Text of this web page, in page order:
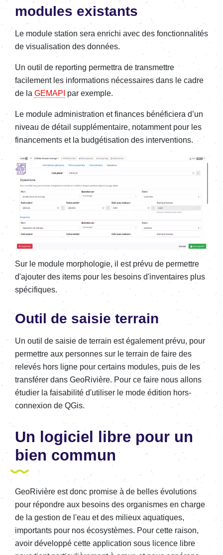
modules existants
Le module station sera enrichi avec des fonctionnalités
de visualisation des données.
Un outil de reporting permettra de transmettre
facilement les informations nécessaires dans le cadre
de la GEMAPI par exemple.
Le module administration et finances bénéficiera d’un
niveau de détail supplémentaire, notamment pour les
financements et la budgétisation des interventions.
Sur le module morphologie, il est prévu de permettre
d'ajouter des items pour les besoins d'inventaires plus
spécifiques.
Outil de saisie terrain
Un outil de saisie de terrain est également prévu, pour
permettre aux personnes sur le terrain de faire des
relevés hors ligne pour certains modules, puis de les
transférer dans GeoRivière. Pour ce faire nous allons
étudier la faisabilité d'utiliser le mode édition hors-
connexion de QGis.
Un logiciel libre pour un
bien commun
GeoRivière est donc promise à de belles évolutions
pour répondre aux besoins des organismes en charge
de la gestion de l'eau et des milieux aquatiques,
importants pour nos écosystèmes. Pour cette raison,
avoir développé cette application sous licence libre